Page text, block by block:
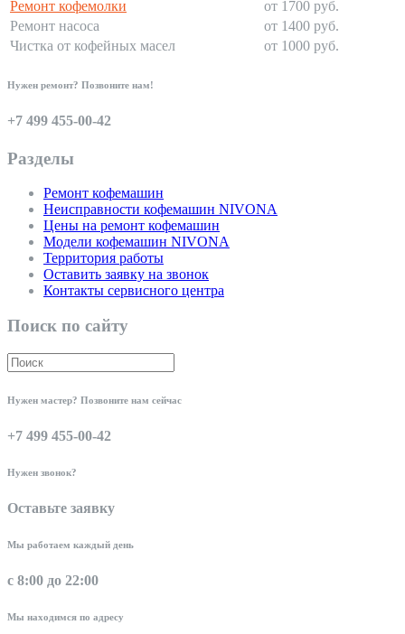
Ремонт кофемолки
от 1700 руб.
Ремонт насоса
от 1400 руб.
Чистка от кофейных масел
от 1000 руб.
Нужен ремонт? Позвоните нам!
+7 499 455-00-42
Разделы
Ремонт кофемашин
Неисправности кофемашин NIVONA
Цены на ремонт кофемашин
Модели кофемашин NIVONA
Территория работы
Оставить заявку на звонок
Контакты сервисного центра
Поиск по сайту
Нужен мастер? Позвоните нам сейчас
+7 499 455-00-42
Нужен звонок?
Оставьте заявку
Мы работаем каждый день
с 8:00 до 22:00
Мы находимся по адресу